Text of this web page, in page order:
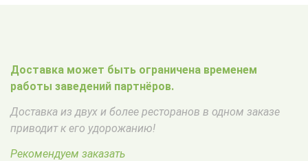
Доставка может быть ограничена временем
работы заведений партнёров.
Доставка из двух и более ресторанов в одном заказе
приводит к его удорожанию!
Рекомендуем заказать